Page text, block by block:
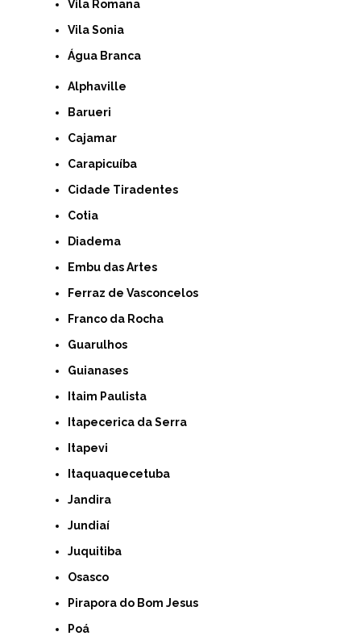
Vila Romana
Vila Sonia
Água Branca
Alphaville
Barueri
Cajamar
Carapicuíba
Cidade Tiradentes
Cotia
Diadema
Embu das Artes
Ferraz de Vasconcelos
Franco da Rocha
Guarulhos
Guianases
Itaim Paulista
Itapecerica da Serra
Itapevi
Itaquaquecetuba
Jandira
Jundiaí
Juquitiba
Osasco
Pirapora do Bom Jesus
Poá